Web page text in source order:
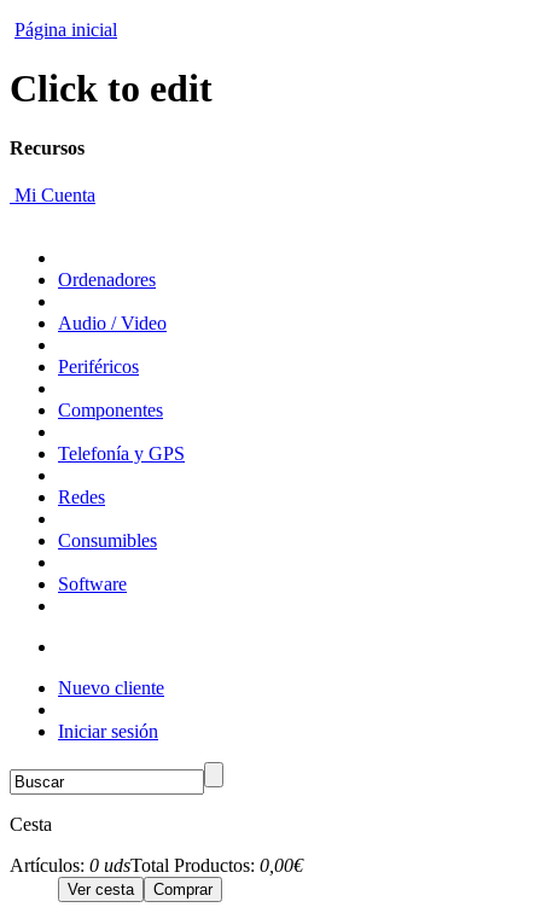
Página inicial
Click to edit
Recursos
Mi Cuenta
Ordenadores
Audio / Video
Periféricos
Componentes
Telefonía y GPS
Redes
Consumibles
Software
Nuevo cliente
Iniciar sesión
Cesta
Artículos: 0 udsTotal Productos: 0,00€